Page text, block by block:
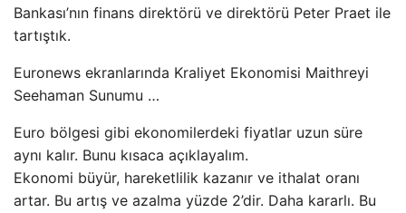
Bankası’nın finans direktörü ve direktörü Peter Praet ile
tartıştık.
Euronews ekranlarında Kraliyet Ekonomisi Maithreyi
Seehaman Sunumu …
Euro bölgesi gibi ekonomilerdeki fiyatlar uzun süre
aynı kalır. Bunu kısaca açıklayalım.
Ekonomi büyür, hareketlilik kazanır ve ithalat oranı
artar. Bu artış ve azalma yüzde 2’dir. Daha kararlı. Bu